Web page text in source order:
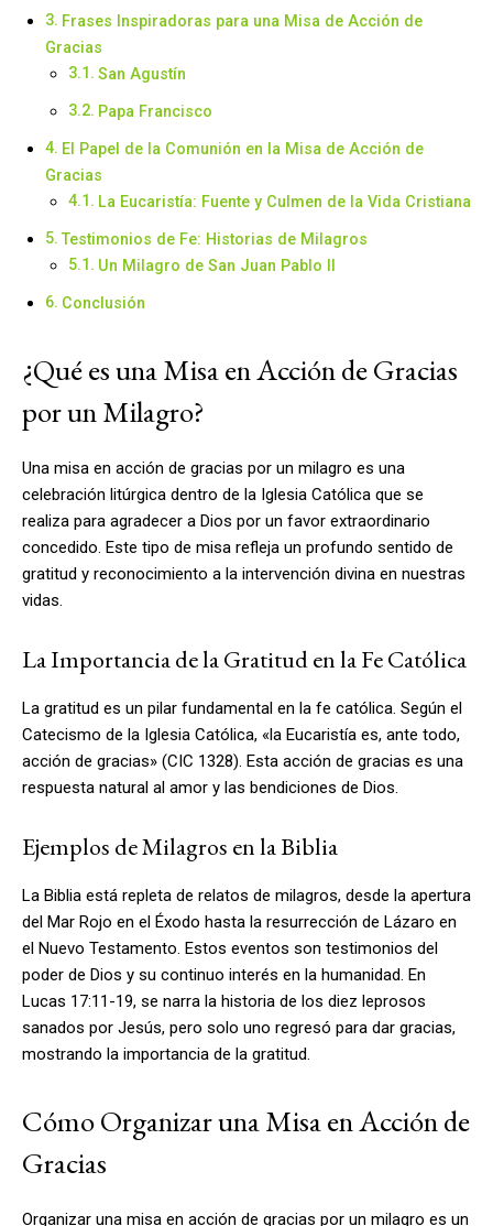
Frases Inspiradoras para una Misa de Acción de
Gracias
San Agustín
Papa Francisco
El Papel de la Comunión en la Misa de Acción de
Gracias
La Eucaristía: Fuente y Culmen de la Vida Cristiana
Testimonios de Fe: Historias de Milagros
Un Milagro de San Juan Pablo II
Conclusión
¿Qué es una Misa en Acción de Gracias
por un Milagro?
Una misa en acción de gracias por un milagro es una
celebración litúrgica dentro de la Iglesia Católica que se
realiza para agradecer a Dios por un favor extraordinario
concedido. Este tipo de misa refleja un profundo sentido de
gratitud y reconocimiento a la intervención divina en nuestras
vidas.
La Importancia de la Gratitud en la Fe Católica
La gratitud es un pilar fundamental en la fe católica. Según el
Catecismo de la Iglesia Católica, «la Eucaristía es, ante todo,
acción de gracias» (CIC 1328). Esta acción de gracias es una
respuesta natural al amor y las bendiciones de Dios.
Ejemplos de Milagros en la Biblia
La Biblia está repleta de relatos de milagros, desde la apertura
del Mar Rojo en el Éxodo hasta la resurrección de Lázaro en
el Nuevo Testamento. Estos eventos son testimonios del
poder de Dios y su continuo interés en la humanidad. En
Lucas 17:11-19, se narra la historia de los diez leprosos
sanados por Jesús, pero solo uno regresó para dar gracias,
mostrando la importancia de la gratitud.
Cómo Organizar una Misa en Acción de
Gracias
Organizar una misa en acción de gracias por un milagro es un